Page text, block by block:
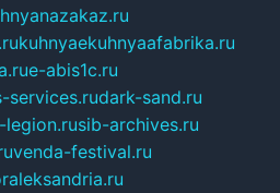
kuhnyaekuhnyaafabrika.ru
e-abis1c.ru
services.rudark-sand.ru
legion.rusib-archives.ru
venda-festival.ru